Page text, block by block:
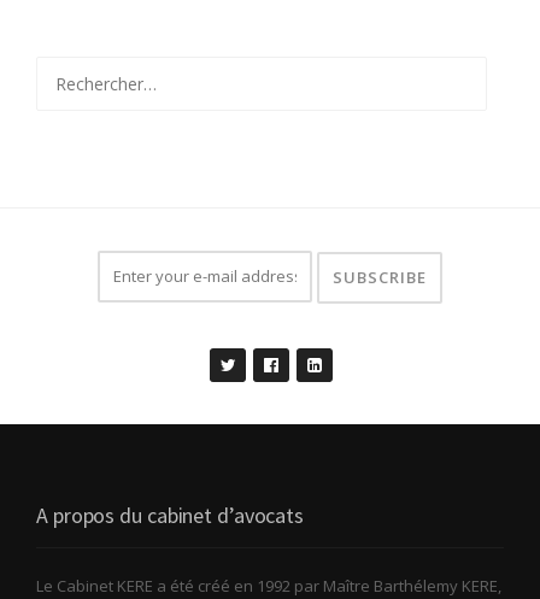
A propos du cabinet d’avocats
Le Cabinet KERE a été créé en 1992 par Maître Barthélemy KERE,